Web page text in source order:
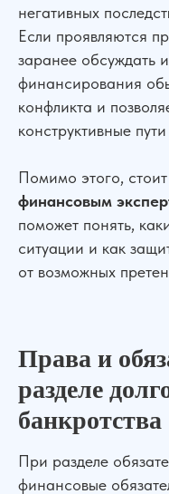
негативных
Если проявляются
заранее обсуждать
финансирования
конфликта и
конструктивные
Помимо этого,
финансовым
поможет понять,
ситуации и как
от возможных
Права и
разделе
банкротства
При разделе
финансовые